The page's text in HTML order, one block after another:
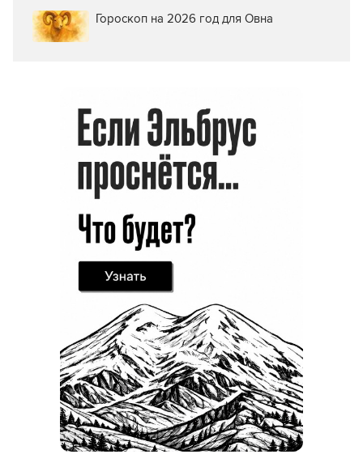
Гороскоп на 2026 год для Овна